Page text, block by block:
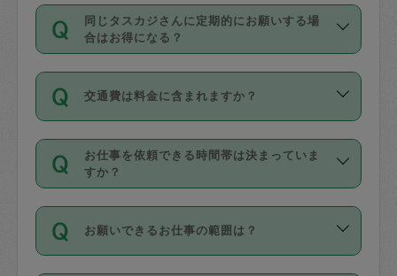
いません。
があり、レビュー件数、レビューの平均
値、などで除々に設定可能な最高額が上
がっていく仕組みになっています。
お支払方法はクレジットカード（Visa／
Master／JCB／AMERICAN EXPRESS／
Diners Club）のみとなります。
を行う際にご入力ください。プロフィー
ル登録時にはご入力いただかなくても大
丈夫です。
デビットカード・プリペイドカード（Vプ
リカ、au WALLETなど）は支払にはご利
銀行振込や現金払いも対応していませ
同じタスカジさんに定期的にお願いする場
合はお得になる？
依頼には「スポット」と「定期（毎週｜
隔週）」があり、「定期」の依頼は「ス
ポット」よりお得な料金でご利用できま
す。
定期の最低利用回数は設けていない代わ
りに、一定数を超えたキャンセルは有償
（例：毎週定期の場合は３回以上のキャ
交通費は料金に含まれますか？
交通費は依頼料金とは別途発生し、依頼
料金のご請求と合わせてお支払いとなり
ます。交通費の金額は「依頼の詳細」に
お仕事を依頼できる時間帯は決まっていま
すか？
時間帯は3種類あります。いずれも１回あ
たり３時間です。
お願いできるお仕事の範囲は？